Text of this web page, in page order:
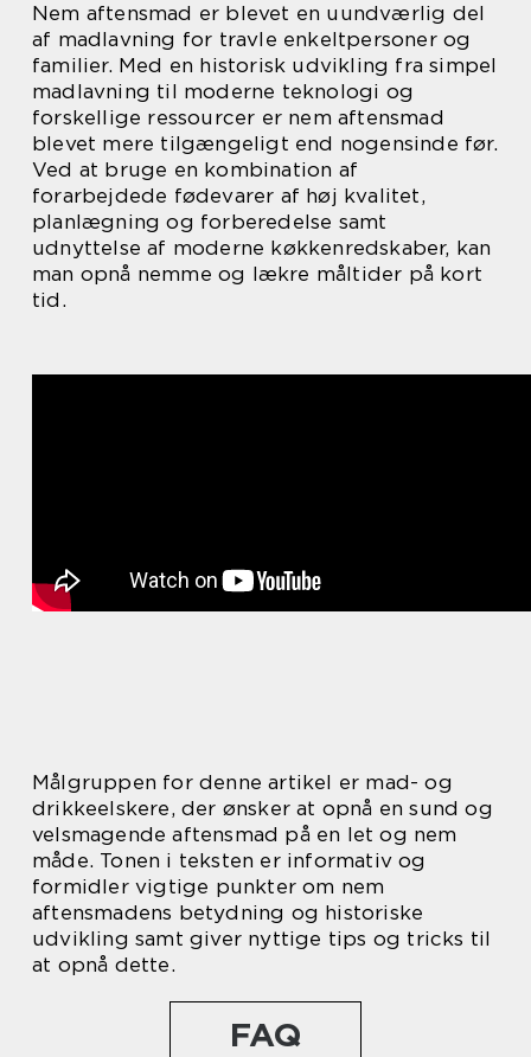
Nem aftensmad er blevet en uundværlig del
af madlavning for travle enkeltpersoner og
familier. Med en historisk udvikling fra simpel
madlavning til moderne teknologi og
forskellige ressourcer er nem aftensmad
blevet mere tilgængeligt end nogensinde før.
Ved at bruge en kombination af
forarbejdede fødevarer af høj kvalitet,
planlægning og forberedelse samt
udnyttelse af moderne køkkenredskaber, kan
man opnå nemme og lækre måltider på kort
tid.
Målgruppen for denne artikel er mad- og
drikkeelskere, der ønsker at opnå en sund og
velsmagende aftensmad på en let og nem
måde. Tonen i teksten er informativ og
formidler vigtige punkter om nem
aftensmadens betydning og historiske
udvikling samt giver nyttige tips og tricks til
at opnå dette.
FAQ